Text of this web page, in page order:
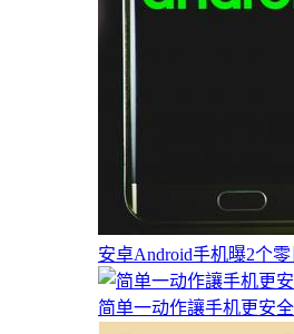
安卓Android手机曝2个
简单一动作讓手机更安